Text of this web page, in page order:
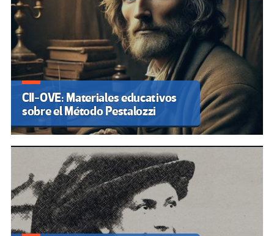
CII-OVE: Materiales educativos
sobre el Método Pestalozzi